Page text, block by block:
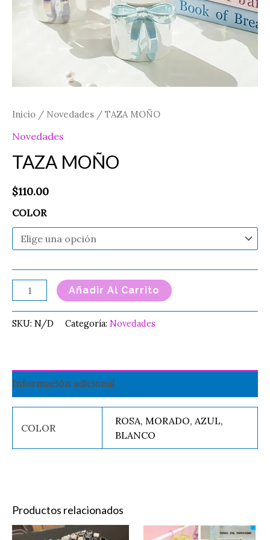
Inicio / Novedades / TAZA MOÑO
Novedades
TAZA MOÑO
$110.00
COLOR
Añadir Al Carrito
SKU: N/D Categoría: Novedades
Información adicional
COLOR
ROSA, MORADO, AZUL,
BLANCO
Productos relacionados
Price